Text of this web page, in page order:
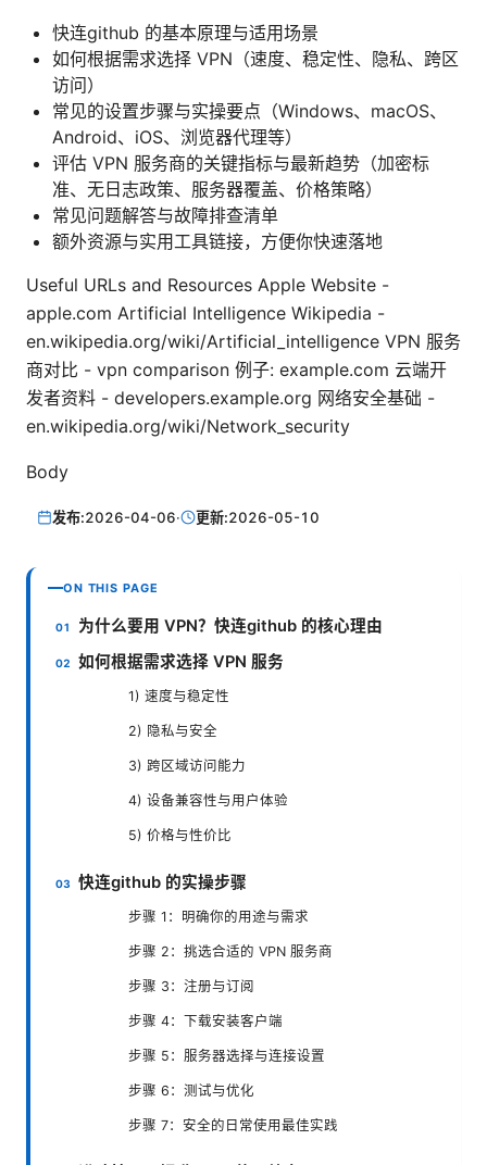
快连github 的基本原理与适用场景
如何根据需求选择 VPN（速度、稳定性、隐私、跨区
访问）
常见的设置步骤与实操要点（Windows、macOS、
Android、iOS、浏览器代理等）
评估 VPN 服务商的关键指标与最新趋势（加密标
准、无日志政策、服务器覆盖、价格策略）
常见问题解答与故障排查清单
额外资源与实用工具链接，方便你快速落地
Useful URLs and Resources Apple Website -
apple.com Artificial Intelligence Wikipedia -
en.wikipedia.org/wiki/Artificial_intelligence VPN 服务
商对比 - vpn comparison 例子: example.com 云端开
发者资料 - developers.example.org 网络安全基础 -
en.wikipedia.org/wiki/Network_security
Body
发布:2026-04-06· 更新:2026-05-10
ON THIS PAGE
为什么要用 VPN？快连github 的核心理由
如何根据需求选择 VPN 服务
1) 速度与稳定性
2) 隐私与安全
3) 跨区域访问能力
4) 设备兼容性与用户体验
5) 价格与性价比
快连github 的实操步骤
步骤 1：明确你的用途与需求
步骤 2：挑选合适的 VPN 服务商
步骤 3：注册与订阅
步骤 4：下载安装客户端
步骤 5：服务器选择与连接设置
步骤 6：测试与优化
步骤 7：安全的日常使用最佳实践